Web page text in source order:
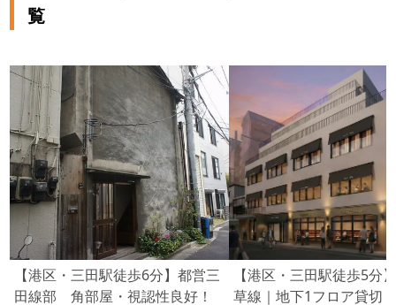
覧
【港区・三田駅徒歩6分】都営三
⽥線部 角部屋・視認性良好！
【港区・三田駅徒歩5分
草線｜地下1フロア貸切